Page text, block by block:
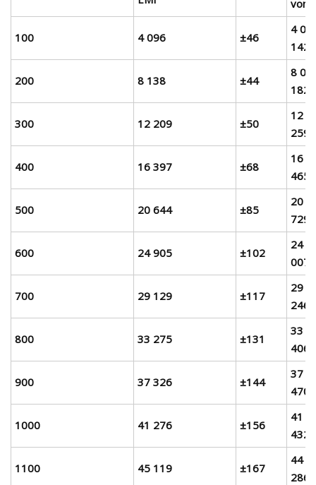
von
100 4 096 ±46
4
142
200 8 138 ±44
8
182
300 12 209 ±50
12
259
400 16 397 ±68
16
465
500 20 644 ±85
20
729
600 24 905 ±102
24
007
700 29 129 ±117
29
246
800 33 275 ±131
33
406
900 37 326 ±144
37
470
1000 41 276 ±156
41
432
1100 45 119 ±167
44
286